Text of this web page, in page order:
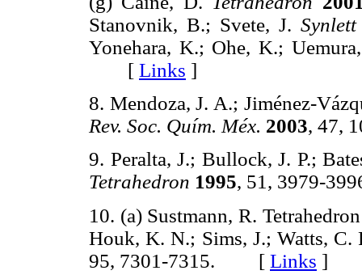
Stanovnik, B.; Svete, J.Synlett
Yonehara, K.; Ohe, K.;
[ Links ]
8. Mendoza, J. A.; Jiménez-
Rev. Soc. Quím. Méx. 2003,
9. Peralta, J.; Bullock, J. P.;
Tetrahedron 1995, 51, 3979-
10. (a) Sustmann, R.
Houk, K. N.; Sims, J.; Watts,
95, 7301-7315. [ Links ]